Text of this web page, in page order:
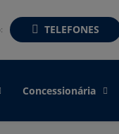
TELEFONES
Concessionária